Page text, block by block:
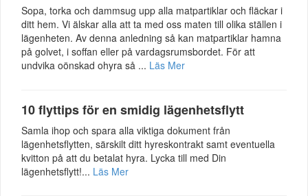
Sopa, torka och dammsug upp alla matpartiklar och fläckar i
ditt hem. Vi älskar alla att ta med oss maten till olika ställen i
lägenheten. Av denna anledning så kan matpartiklar hamna
på golvet, i soffan eller på vardagsrumsbordet. För att
undvika oönskad ohyra så ... Läs Mer
10 flyttips för en smidig lägenhetsflytt
Samla ihop och spara alla viktiga dokument från
lägenhetsflytten, särskilt ditt hyreskontrakt samt eventuella
kvitton på att du betalat hyra. Lycka till med Din
lägenhetsflytt!... Läs Mer